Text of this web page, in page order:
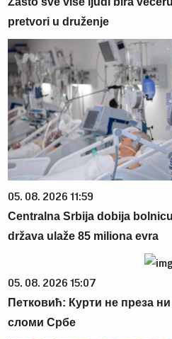
pretvori u druženje
05. 08. 2026 11:59
Centralna Srbija dobija
država ulaže 85 miliona evra
05. 08. 2026 15:07
Петковић: Курти не преза
сломи Србе